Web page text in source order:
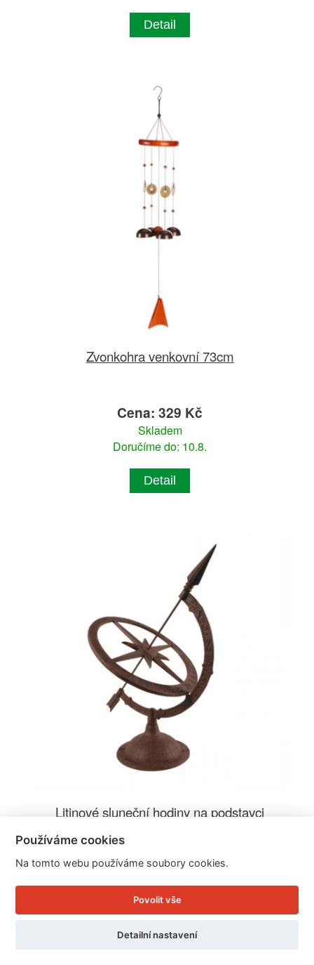
Detail
Zvonkohra venkovní 73cm
Cena: 329 Kč
Skladem
Doručíme do: 10.8.
Detail
Litinové sluneční hodiny na podstavci
34,3x39,8x54,2cm
Cena: 1.999 Kč
Skladem
Používáme cookies
Na tomto webu používáme soubory cookies.
Povolit vše
Detailní nastavení